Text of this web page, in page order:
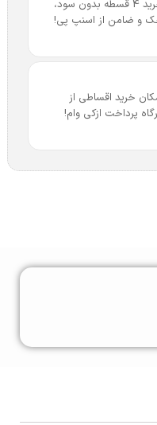
خرید 4 قسطه بدون سود،
و ضامن از اسنپ پی!
خرید اقساطی از
پرداخت ازکی وام!